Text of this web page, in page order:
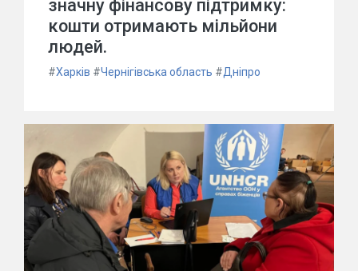
значну фінансову підтримку:
кошти отримають мільйони
людей.
#Харків #Чернігівська область #Дніпро